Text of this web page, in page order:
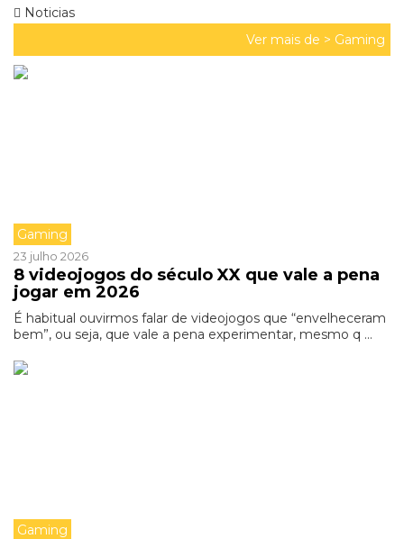
Noticias
Ver mais de > Gaming
Gaming
23 julho 2026
8 videojogos do século XX que vale a pena
jogar em 2026
É habitual ouvirmos falar de videojogos que “envelheceram
bem”, ou seja, que vale a pena experimentar, mesmo q ...
Gaming